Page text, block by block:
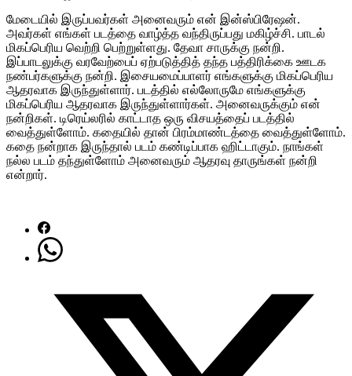
மேடையில் இருப்பவர்கள் அனைவரும் என் இன்ஸ்பிரேஷன்.
அவர்கள் எங்கள் படத்தை வாழ்த்த வந்திருப்பது மகிழ்ச்சி. பாடல்
மிகப்பெரிய வெற்றி பெற்றுள்ளது. தேவா சாருக்கு நன்றி.
இப்பாடலுக்கு வரவேற்பைப் ஏற்படுத்தித் தந்த பத்திரிக்கை ஊடக
நண்பர்களுக்கு நன்றி. இசையமைப்பாளர் எங்களுக்கு மிகப்பெரிய
ஆதரவாக இருந்துள்ளார். படத்தில் எல்லோருமே எங்களுக்கு
மிகப்பெரிய ஆதரவாக இருந்துள்ளார்கள். அனைவருக்கும் என்
நன்றிகள். டிரெய்லரில் காட்டாத ஒரு விசயத்தைப் படத்தில்
வைத்துள்ளோம். கதையில் தான் பிரம்மாண்டத்தை வைத்துள்ளோம்.
கதை நன்றாக இருந்தால் படம் கண்டிப்பாக ஹிட்டாகும். நாங்கள்
நல்ல படம் தந்துள்ளோம் அனைவரும் ஆதரவு தாருங்கள் நன்றி
என்றார்.